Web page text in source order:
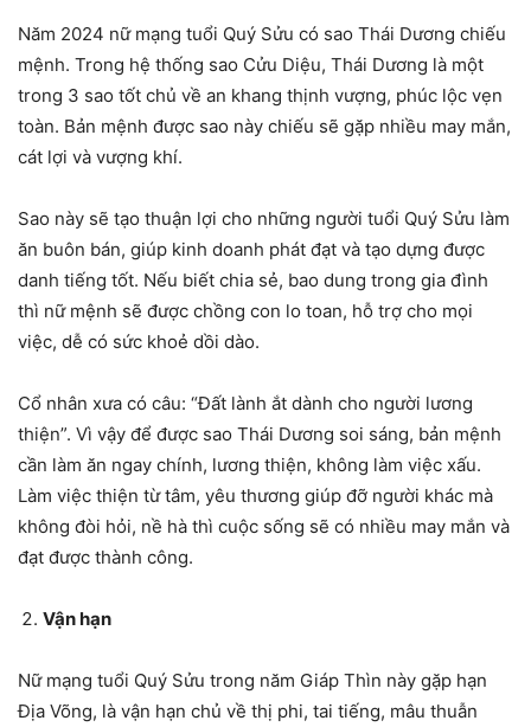
Năm 2024 nữ mạng tuổi Quý Sửu có sao Thái Dương chiếu
mệnh. Trong hệ thống sao Cửu Diệu, Thái Dương là một
trong 3 sao tốt chủ về an khang thịnh vượng, phúc lộc vẹn
toàn. Bản mệnh được sao này chiếu sẽ gặp nhiều may mắn,
cát lợi và vượng khí.
Sao này sẽ tạo thuận lợi cho những người tuổi Quý Sửu làm
ăn buôn bán, giúp kinh doanh phát đạt và tạo dựng được
danh tiếng tốt. Nếu biết chia sẻ, bao dung trong gia đình
thì nữ mệnh sẽ được chồng con lo toan, hỗ trợ cho mọi
việc, dễ có sức khoẻ dồi dào.
Cổ nhân xưa có câu: “Đất lành ắt dành cho người lương
thiện”. Vì vậy để được sao Thái Dương soi sáng, bản mệnh
cần làm ăn ngay chính, lương thiện, không làm việc xấu.
Làm việc thiện từ tâm, yêu thương giúp đỡ người khác mà
không đòi hỏi, nề hà thì cuộc sống sẽ có nhiều may mắn và
đạt được thành công.
Vận hạn
Nữ mạng tuổi Quý Sửu trong năm Giáp Thìn này gặp hạn
Địa Võng, là vận hạn chủ về thị phi, tai tiếng, mâu thuẫn